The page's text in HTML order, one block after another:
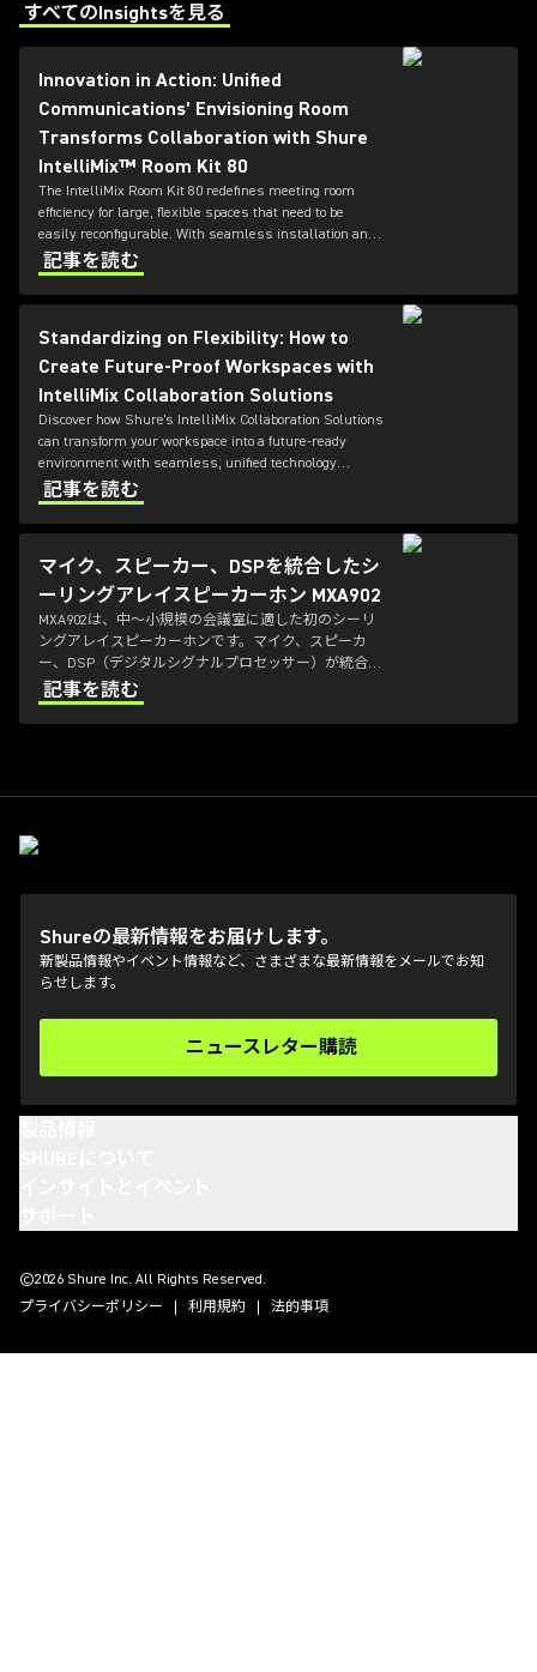
すべてのInsightsを見る
(Opens in a new tab)
Innovation in Action: Unified
Communications’ Envisioning Room
Transforms Collaboration with Shure
IntelliMix™ Room Kit 80
The IntelliMix Room Kit 80 redefines meeting room
efficiency for large, flexible spaces that need to be
easily reconfigurable. With seamless installation and
intuitive management, IMXRK80 enables IT teams to
deploy high-performance collaboration environments—
without the usual complexity.
記事を読む
Standardizing on Flexibility: How to
Create Future-Proof Workspaces with
IntelliMix Collaboration Solutions
Discover how Shure's IntelliMix Collaboration Solutions
can transform your workspace into a future-ready
environment with seamless, unified technology
integration.
記事を読む
マイク、スピーカー、DSPを統合したシ
ーリングアレイスピーカーホン MXA902
MXA902は、中～小規模の会議室に適した初のシーリ
ングアレイスピーカーホンです。マイク、スピーカ
ー、DSP（デジタルシグナルプロセッサー）が統合さ
れており、ビデオ会議の音声品質向上を容易に実現す
るソリューションです。
記事を読む
Shureの最新情報をお届けします。
新製品情報やイベント情報など、さまざまな最新情報をメールでお知
らせします。
ニュースレター購読
(Opens in a new tab)
©2026 Shure Inc. All Rights Reserved.
プライバシーポリシー
利用規約 法的事項